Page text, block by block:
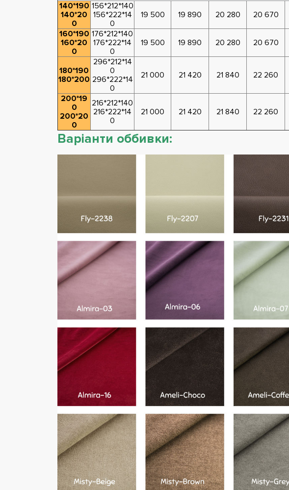
140*190
140*20
0
156*212*140
156*222*14
0
19 500 19 890 20 280 20 670
160*190
160*20
0
176*212*140
176*222*14
0
19 500 19 890 20 280 20 670
180*190
180*200
296*212*14
0
296*222*14
0
21 000 21 420 21 840 22 260
200*19
0
200*20
0
216*212*140
216*222*14
0
21 000 21 420 21 840 22 260
Варіанти оббивки: